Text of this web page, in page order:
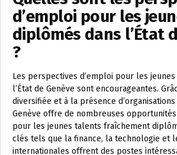
d’emploi pour les
diplômés dans l’État
?
Les perspectives d’emploi pour les
l’État de Genève sont encourageantes.
diversifiée et à la présence
Genève offre de nombreuses
pour les jeunes talents fraîchement
clés tels que la finance, la technologie et
internationales offrent des postes